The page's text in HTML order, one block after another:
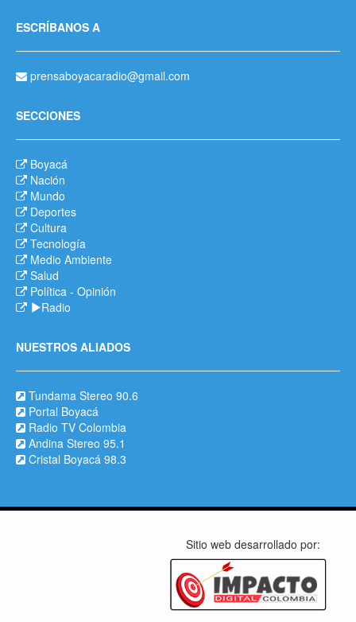
ESCRÍBANOS A
prensaboyacaradio@gmail.com
SECCIONES
Boyacá
Nación
Mundo
Deportes
Cultura
Tecnología
Medio Ambiente
Salud
Política - Opinión
Radio
NUESTROS ALIADOS
Tundama Stereo 90.6
Portal Boyacá
Radio TV Colombia
Andina Stereo 95.1
Cristal Boyacá 98.3
Sitio web desarrollado por: